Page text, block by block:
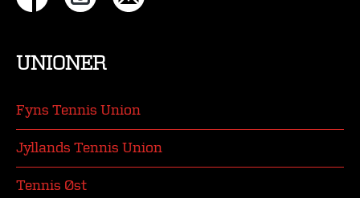
UNIONER
Fyns Tennis Union
Jyllands Tennis Union
Tennis Øst